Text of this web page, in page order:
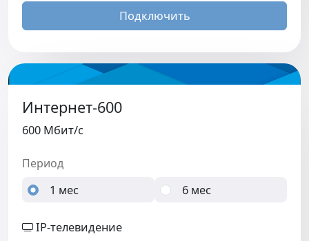
Подключить
Интернет-600
600 Мбит/c
Период
1 мес 6 мес
IP-телевидение